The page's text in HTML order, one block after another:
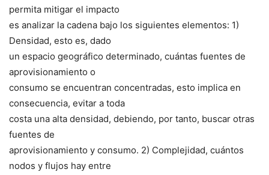
permita mitigar el impacto
es analizar la cadena bajo los siguientes elementos: 1)
Densidad, esto es, dado
un espacio geográfico determinado, cuántas fuentes de
aprovisionamiento o
consumo se encuentran concentradas, esto implica en
consecuencia, evitar a toda
costa una alta densidad, debiendo, por tanto, buscar otras
fuentes de
aprovisionamiento y consumo. 2) Complejidad, cuántos
nodos y flujos hay entre